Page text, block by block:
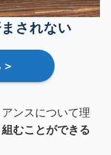
されない
ンスについて理
むことができる